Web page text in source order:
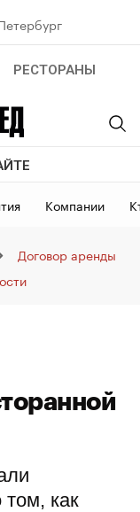
РЕСТОРАНЫ
Компании
Договор аренды
том, как